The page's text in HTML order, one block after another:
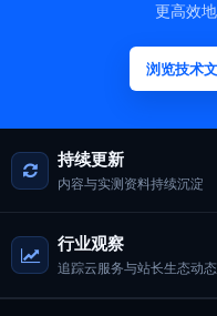
更高效
浏览技术
持续更新
内容与实测资料持续沉淀
行业观察
追踪云服务与站长生态动态